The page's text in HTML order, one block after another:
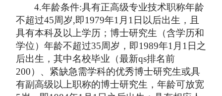
4.年龄条件:具有正高级专业技术职称年龄
不超过45周岁,即1979年1月1日以后出生，且
具有本科及以上学历；博士研究生（含学历和
学位）年龄不超过35周岁，即1989年1月1日之
后出生，其中名校毕业（最新qs排名前
200）、紧缺急需学科的优秀博士研究生或具
有副高级以上职称的博士研究生，年龄可放宽